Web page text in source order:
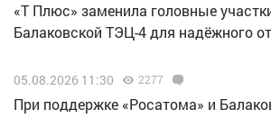
«Т Плюс» заменила головные
Балаковской ТЭЦ-4 для надёжного
05.08.2026 11:30 2277
При поддержке «Росатома» и